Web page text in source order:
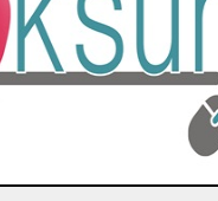
Sona Doğru.